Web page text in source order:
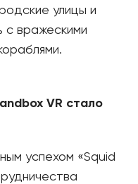
улицы и
с вражескими
VR стало
успехом «Squid